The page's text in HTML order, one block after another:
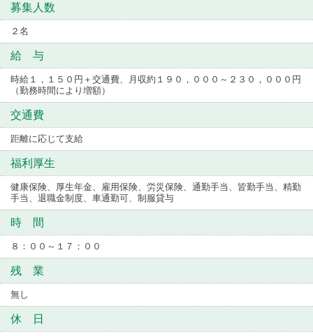
募集人数
２名
給 与
時給１，１５０円＋交通費、月収約１９０，０００～２３０，０００円
（勤務時間により増額）
交通費
距離に応じて支給
福利厚生
健康保険、厚生年金、雇用保険、労災保険、通勤手当、皆勤手当、精勤
手当、退職金制度、車通勤可、制服貸与
時 間
８：００～１７：００
残 業
無し
休 日